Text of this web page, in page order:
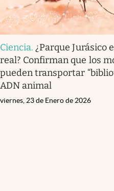
Ciencia. ¿Parque Jurásico
real? Confirman que los
pueden transportar
ADN animal
viernes, 23 de Enero de 2026